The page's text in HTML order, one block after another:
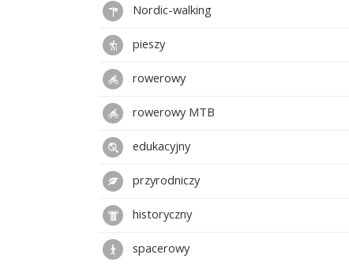
Nordic-walking
pieszy
rowerowy
rowerowy MTB
edukacyjny
przyrodniczy
historyczny
spacerowy